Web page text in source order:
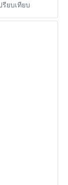
รียบเทียบ